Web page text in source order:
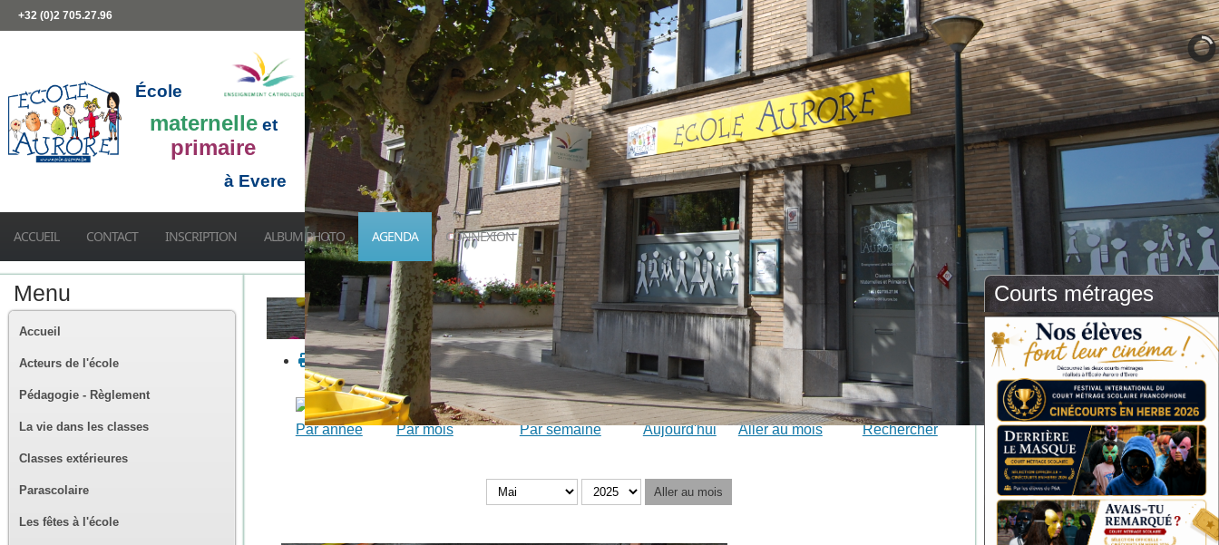
+32 (0)2 705.27.96
École
maternelle et
primaire
à Evere
ACCUEIL CONTACT INSCRIPTION ALBUM PHOTO AGENDA CONNEXION
Menu
Accueil
Acteurs de l'école
Pédagogie - Règlement
La vie dans les classes
Classes extérieures
Parascolaire
Les fêtes à l'école
Calendrier
Par année Par mois Par semaine Aujourd'hui Aller au mois Rechercher
Aller au mois
Courts métrages